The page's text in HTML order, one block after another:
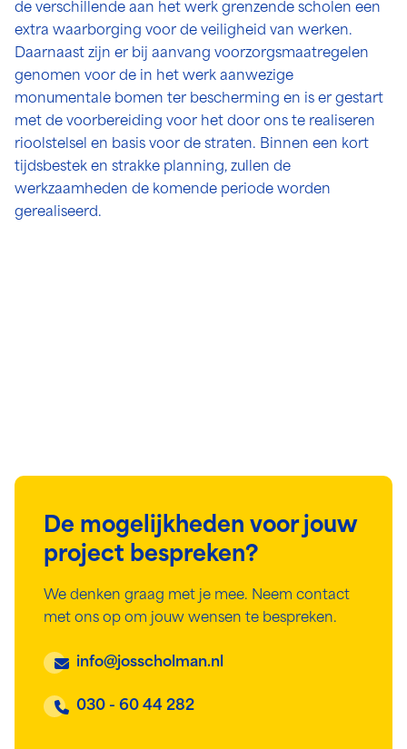
de verschillende aan het werk grenzende scholen een
extra waarborging voor de veiligheid van werken.
Daarnaast zijn er bij aanvang voorzorgsmaatregelen
genomen voor de in het werk aanwezige
monumentale bomen ter bescherming en is er gestart
met de voorbereiding voor het door ons te realiseren
rioolstelsel en basis voor de straten. Binnen een kort
tijdsbestek en strakke planning, zullen de
werkzaamheden de komende periode worden
gerealiseerd.
De mogelijkheden voor jouw
project bespreken?
We denken graag met je mee. Neem contact
met ons op om jouw wensen te bespreken.
info@josscholman.nl
030 - 60 44 282